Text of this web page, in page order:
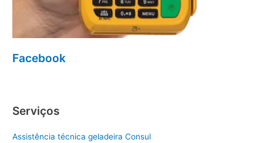
Facebook
Serviços
Assistência técnica geladeira Consul